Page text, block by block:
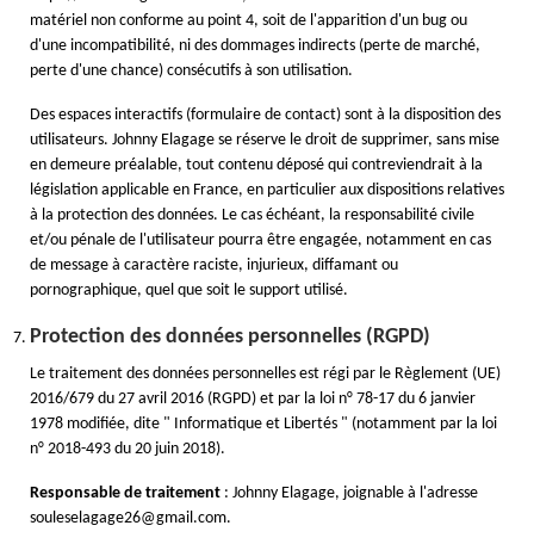
matériel non conforme au point 4, soit de l'apparition d'un bug ou
d'une incompatibilité, ni des dommages indirects (perte de marché,
perte d'une chance) consécutifs à son utilisation.
Des espaces interactifs (formulaire de contact) sont à la disposition des
utilisateurs. Johnny Elagage se réserve le droit de supprimer, sans mise
en demeure préalable, tout contenu déposé qui contreviendrait à la
législation applicable en France, en particulier aux dispositions relatives
à la protection des données. Le cas échéant, la responsabilité civile
et/ou pénale de l'utilisateur pourra être engagée, notamment en cas
de message à caractère raciste, injurieux, diffamant ou
pornographique, quel que soit le support utilisé.
Protection des données personnelles (RGPD)
Le traitement des données personnelles est régi par le Règlement (UE)
2016/679 du 27 avril 2016 (RGPD) et par la loi n° 78-17 du 6 janvier
1978 modifiée, dite " Informatique et Libertés " (notamment par la loi
n° 2018-493 du 20 juin 2018).
Responsable de traitement : Johnny Elagage, joignable à l'adresse
souleselagage26@gmail.com.